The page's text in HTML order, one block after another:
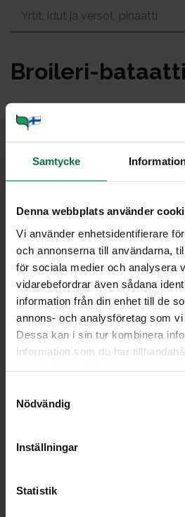
Samtycke
Denna webbplats använder
Vi använder enhetsidentifierare
och annonserna till användarna,
för sociala medier och analysera
vidarebefordrar även sådana
information från din enhet till de
annons- och analysföretag som vi
Dessa kan i sin tur kombinera
information som du har
Nödvändig
Inställningar
Statistik
Yrtit, idut ja versot, pinaatti
Broi­le­ri-
4 broilerin rintafileetä
sipuli
2valkosipulinkynttä
3rkl oliiviöljyä
tl suolaa
tl kuivattua chiliä
rkl tuoretta inkivääriä raasteena
4tomaattia kuutioituna
bataattia
valkosipulinkynnet. Kuumenna